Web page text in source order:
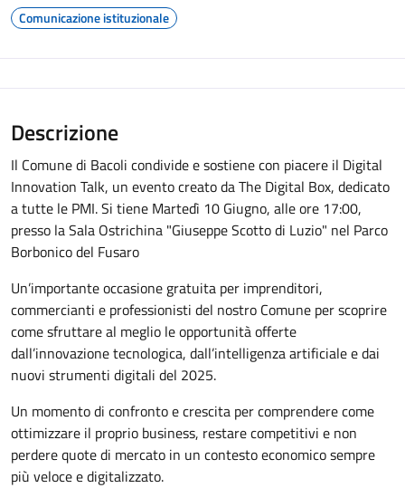
Comunicazione istituzionale
Descrizione
Il Comune di Bacoli condivide e sostiene con piacere il Digital
Innovation Talk, un evento creato da The Digital Box, dedicato
a tutte le PMI. Si tiene Martedì 10 Giugno, alle ore 17:00,
presso la Sala Ostrichina "Giuseppe Scotto di Luzio" nel Parco
Borbonico del Fusaro
Un’importante occasione gratuita per imprenditori,
commercianti e professionisti del nostro Comune per scoprire
come sfruttare al meglio le opportunità offerte
dall’innovazione tecnologica, dall’intelligenza artificiale e dai
nuovi strumenti digitali del 2025.
Un momento di confronto e crescita per comprendere come
ottimizzare il proprio business, restare competitivi e non
perdere quote di mercato in un contesto economico sempre
più veloce e digitalizzato.